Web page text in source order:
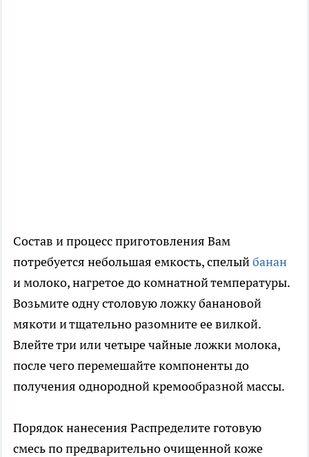
Состав и процесс приготовления Вам
потребуется небольшая емкость, спелыйбанан
и молоко, нагретое до комнатной температуры.
Возьмите одну столовую ложку банановой
мякоти и тщательно разомните ее вилкой.
Влейте три или четыре чайные ложки молока,
после чего перемешайте компоненты до
получения однородной кремообразной массы.
Порядок нанесения Распределите готовую
смесь по предварительно очищенной коже